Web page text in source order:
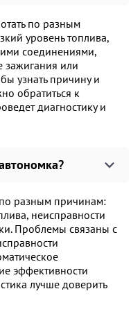
по разным
уровень топлива,
соединениями,
зажигания или
узнать причину и
обратиться к
диагностику и
разным причинам:
неисправности
Проблемы связаны с
эффективности
лучше доверить